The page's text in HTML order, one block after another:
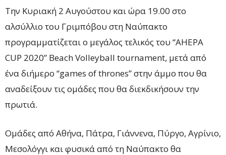
Την Κυριακή 2 Αυγούστου και ώρα 19.00 στο
αλσύλλιο του Γριμπόβου στη Ναύπακτο
προγραμματίζεται ο μεγάλος τελικός του “AHEPA
CUP 2020” Beach Volleyball tournament, μετά από
ένα διήμερο “games of thrones” στην άμμο που θα
αναδείξουν τις ομάδες που θα διεκδικήσουν την
πρωτιά.
Ομάδες από Αθήνα, Πάτρα, Γιάννενα, Πύργο, Αγρίνιο,
Μεσολόγγι και φυσικά από τη Ναύπακτο θα